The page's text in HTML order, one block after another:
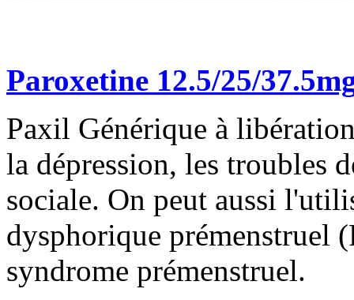
Paroxetine 12.5/25/
Paxil Générique à
la dépression, les troubles
sociale. On peut aussi
dysphorique prémenstruel
syndrome prémenstruel.